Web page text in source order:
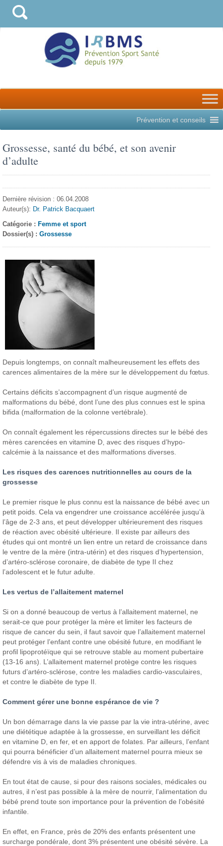
Prévention et conseils
Grossesse, santé du bébé, et son avenir
d’adulte
Dernière révision : 06.04.2008
Auteur(s): Dr. Patrick Bacquaert
Catégorie : Femme et sport
Dossier(s) :Grossesse
Depuis longtemps, on connaît malheureusement les effets des
carences alimentaires de la mère sur le développement du fœtus.
Certains déficits s’accompagnent d’un risque augmenté de
malformations du bébé, dont l’une des plus connues est le spina
bifida (malformation de la colonne vertébrale).
On connaît également les répercussions directes sur le bébé des
mères carencées en vitamine D, avec des risques d’hypo-
calcémie à la naissance et des malformations diverses.
Les risques des carences nutritionnelles au cours de la
grossesse
Le premier risque le plus connu est la naissance de bébé avec un
petit poids. Cela va engendrer une croissance accélérée jusqu’à
l’âge de 2-3 ans, et peut développer ultérieurement des risques
de réaction avec obésité ultérieure.
Il existe par ailleurs des
études qui ont montré un lien entre un retard de croissance dans
le ventre de la mère (intra-utérin) et des risques d’hypertension,
d’artéro-sclérose coronaire, de diabète de type II chez
l’adolescent et le futur adulte.
Les vertus de l’allaitement maternel
Si on a donné beaucoup de vertus à l’allaitement maternel, ne
serait-ce que pour protéger la mère et limiter les facteurs de
risque de cancer du sein, il faut savoir que l’allaitement maternel
peut protéger l’enfant contre une obésité future, en modifiant le
profil lipoprotéïque qui se retrouve stable au moment pubertaire
(13-16 ans).
L’allaitement maternel protège contre les risques
futurs d’artéro-sclérose, contre les maladies cardio-vasculaires,
et contre le diabète de type II.
Comment gérer une bonne espérance de vie ?
Un bon démarrage dans la vie passe par la vie intra-utérine, avec
une diététique adaptée à la grossesse, en surveillant les déficit
en vitamine D, en fer, et en apport de folates. Par ailleurs, l’enfant
qui pourra bénéficier d’un allaitement maternel pourra mieux se
défendre vis à vis de maladies chroniques.
En tout état de cause, si pour des raisons sociales, médicales ou
autres, il n’est pas possible à la mère de nourrir, l’alimentation du
bébé prend toute son importance pour la prévention de l’obésité
infantile.
En effet, en France, près de 20% des enfants présentent une
surcharge pondérale, dont 3% présentent une obésité sévère. La